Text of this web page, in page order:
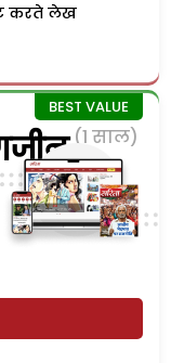
करते लेख
(1 साल)